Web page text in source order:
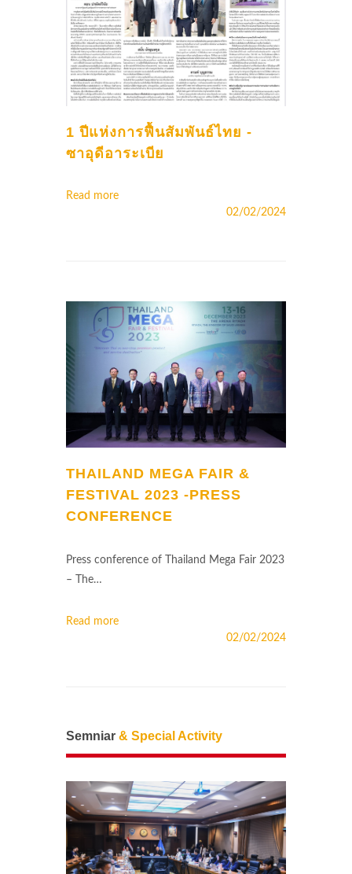
1 ปีแห่งการฟื้นสัมพันธ์ไทย -
ซาอุดีอาระเบีย
Read more
02/02/2024
THAILAND MEGA FAIR &
FESTIVAL 2023 -PRESS
CONFERENCE
Press conference of Thailand Mega Fair 2023
– The…
Read more
02/02/2024
Semniar & Special Activity